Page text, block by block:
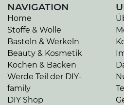
NAVIGATION
Home
Stoffe & Wolle
Basteln & Werkeln
Beauty & Kosmetik
Kochen & Backen
Werde Teil der DIY-
family
DIY Shop